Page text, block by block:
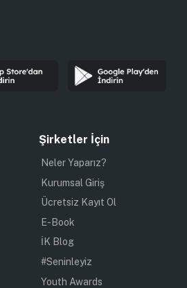
Şirketler İçin
Neler Yaparız?
Kurumsal Giriş
Ücretsiz Kayıt Ol
E-Book
İK Blog
#Seninleyiz
Youth Awards